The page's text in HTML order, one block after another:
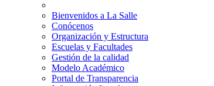
Bienvenidos a La Salle
Conócenos
Organización y Estructura
Escuelas y Facultades
Gestión de la calidad
Modelo Académico
Portal de Transparencia